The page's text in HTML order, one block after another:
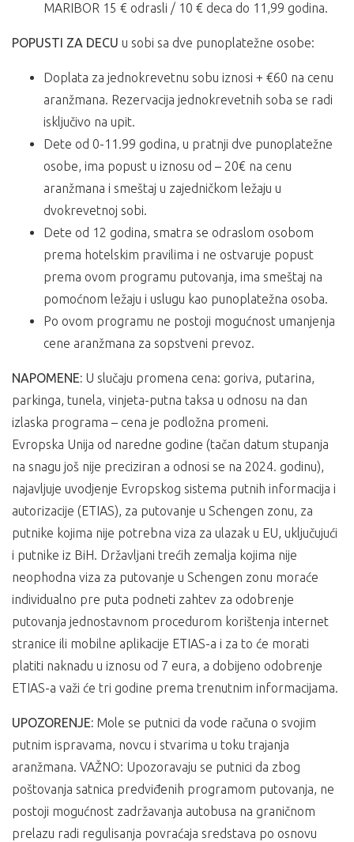
MARIBOR 15 € odrasli / 10 € deca do 11,99 godina.
POPUSTI ZA DECU u sobi sa dve punoplatežne osobe:
Doplata za jednokrevetnu sobu iznosi + €60 na cenu
aranžmana. Rezervacija jednokrevetnih soba se radi
isključivo na upit.
Dete od 0-11.99 godina, u pratnji dve punoplatežne
osobe, ima popust u iznosu od – 20€ na cenu
aranžmana i smeštaj u zajedničkom ležaju u
dvokrevetnoj sobi.
Dete od 12 godina, smatra se odraslom osobom
prema hotelskim pravilima i ne ostvaruje popust
prema ovom programu putovanja, ima smeštaj na
pomoćnom ležaju i uslugu kao punoplatežna osoba.
Po ovom programu ne postoji mogućnost umanjenja
cene aranžmana za sopstveni prevoz.
NAPOMENE: U slučaju promena cena: goriva, putarina,
parkinga, tunela, vinjeta-putna taksa u odnosu na dan
izlaska programa – cena je podložna promeni.
Evropska Unija od naredne godine (tačan datum stupanja
na snagu još nije preciziran a odnosi se na 2024. godinu),
najavljuje uvodjenje Evropskog sistema putnih informacija i
autorizacije (ETIAS), za putovanje u Schengen zonu, za
putnike kojima nije potrebna viza za ulazak u EU, uključujući
i putnike iz BiH. Državljani trećih zemalja kojima nije
neophodna viza za putovanje u Schengen zonu moraće
individualno pre puta podneti zahtev za odobrenje
putovanja jednostavnom procedurom korištenja internet
stranice ili mobilne aplikacije ETIAS-a i za to će morati
platiti naknadu u iznosu od 7 eura, a dobijeno odobrenje
ETIAS-a važi će tri godine prema trenutnim informacijama.
UPOZORENJE: Mole se putnici da vode računa o svojim
putnim ispravama, novcu i stvarima u toku trajanja
aranžmana. VAŽNO: Upozoravaju se putnici da zbog
poštovanja satnica predviđenih programom putovanja, ne
postoji mogućnost zadržavanja autobusa na graničnom
prelazu radi regulisanja povraćaja sredstava po osnovu